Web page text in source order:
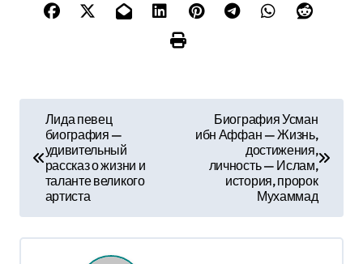
и
г
Лида певец
биография —
удивительный
рассказ о жизни и
таланте великого
артиста
Биография Усман
ибн Аффан — Жизнь,
достижения,
личность — Ислам,
история, пророк
Мухаммад